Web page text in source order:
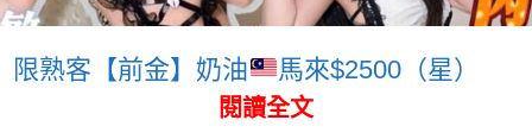
限熟客【前金】奶油 馬來$2500（星）
閱讀全文